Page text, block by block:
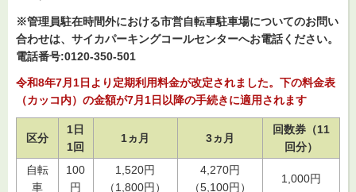
※管理員駐在時間外における市営自転車駐車場についてのお問い
合わせは、サイカパーキングコールセンターへお電話ください。
電話番号:0120-350-501
令和8年7月1日より定期利用料金が改定されました。下の料金表
（カッコ内）の金額が7月1日以降の手続きに適用されます
区分
1日
1回
1ヵ月 3ヵ月
回数券（11
回分）
自転
車
100
円
1,520円
（1,800円）
4,270円
（5,100円）
1,000円